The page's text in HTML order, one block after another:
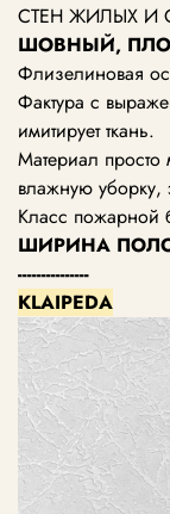
СТЕН ЖИЛЫХ И
ШОВНЫЙ,
Флизелиновая
Фактура с
имитирует ткань.
Материал просто
влажную уборку,
Класс пожарной
ШИРИНА
---------------
KLAIPEDA